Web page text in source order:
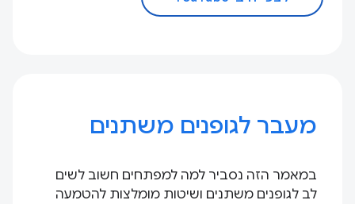
מעבר לגופנים משתנים
במאמר הזה נסביר למה למפתחים חשוב לשים
לב לגופנים משתנים ושיטות מומלצות להטמעה